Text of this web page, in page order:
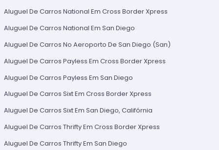
Aluguel De Carros National Em Cross Border Xpress
Aluguel De Carros National Em San Diego
Aluguel De Carros No Aeroporto De San Diego (San)
Aluguel De Carros Payless Em Cross Border Xpress
Aluguel De Carros Payless Em San Diego
Aluguel De Carros Sixt Em Cross Border Xpress
Aluguel De Carros Sixt Em San Diego, Califórnia
Aluguel De Carros Thrifty Em Cross Border Xpress
Aluguel De Carros Thrifty Em San Diego